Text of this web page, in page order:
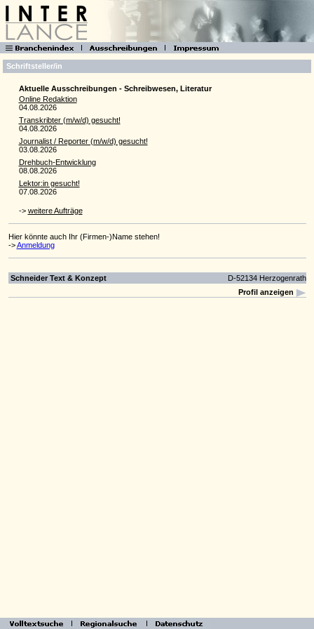
Schriftsteller/in
Aktuelle Ausschreibungen - Schreibwesen, Literatur
Online Redaktion
04.08.2026
Transkribter (m/w/d) gesucht!
04.08.2026
Journalist / Reporter (m/w/d) gesucht!
03.08.2026
Drehbuch-Entwicklung
08.08.2026
Lektor:in gesucht!
07.08.2026
-> weitere Aufträge
Hier könnte auch Ihr (Firmen-)Name stehen!
->Anmeldung
Schneider Text & Konzept
D-52134 Herzogenrath
Profil anzeigen